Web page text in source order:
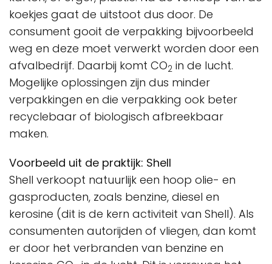
koekjes gaat de uitstoot dus door. De
consument gooit de verpakking bijvoorbeeld
weg en deze moet verwerkt worden door een
afvalbedrijf. Daarbij komt CO2 in de lucht.
Mogelijke oplossingen zijn dus minder
verpakkingen en die verpakking ook beter
recyclebaar of biologisch afbreekbaar
maken.
Voorbeeld uit de praktijk: Shell
Shell verkoopt natuurlijk een hoop olie- en
gasproducten, zoals benzine, diesel en
kerosine (dit is de kern activiteit van Shell). Als
consumenten autorijden of vliegen, dan komt
er door het verbranden van benzine en